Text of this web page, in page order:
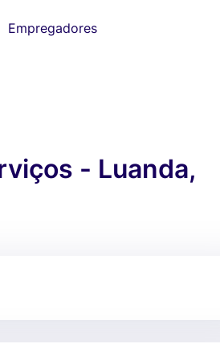
Empregadores
- Luanda,